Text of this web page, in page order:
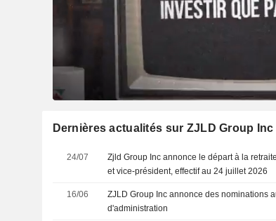
Dernières actualités sur ZJLD Group Inc
24/07
Zjld Group Inc annonce le départ à la
et vice-président, effectif au 24 juillet 2026
16/06
ZJLD Group Inc annonce des nominations
d'administration